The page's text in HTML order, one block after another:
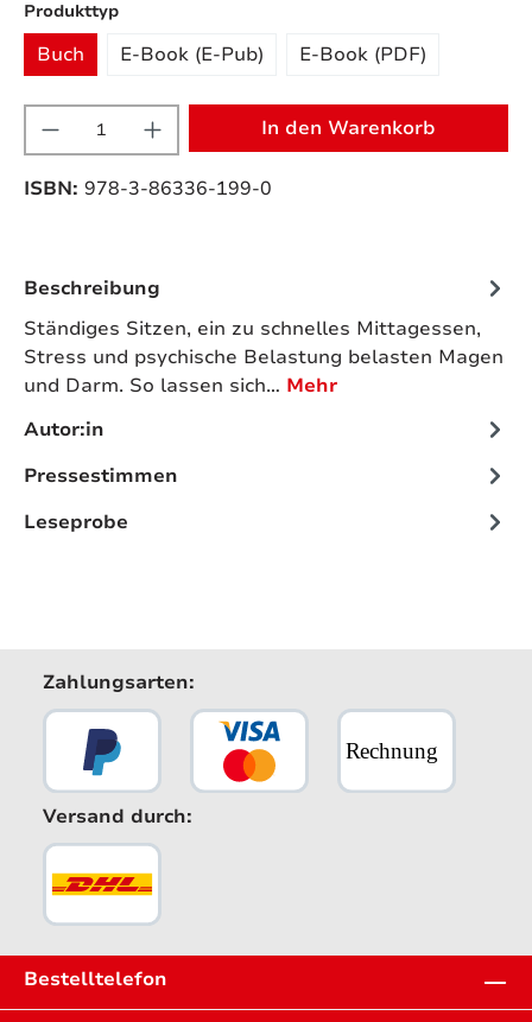
Produkttypauswählen
Buch E-Book (E-Pub) E-Book (PDF)
Produkt Anzahl: Gib den
In den Warenkorb
ISBN: 978-3-86336-199-0
Beschreibung
Ständiges Sitzen, ein zu schnelles Mittagessen,
Stress und psychische Belastung belasten Magen
und Darm. So lassen sich… Mehr
Autor:in
Pressestimmen
Leseprobe
Zahlungsarten:
Versand durch:
Bestelltelefon